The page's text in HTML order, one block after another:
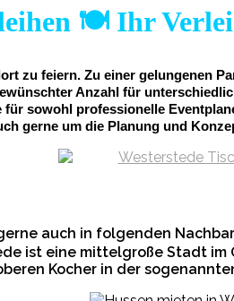
🍽️ Ihr
zu feiern. Zu einer gelungenen
Anzahl für
sowohl professionelle
gerne um die Planung und
auch in folgenden
ist eine mittelgroße Stadt
Kocher in der